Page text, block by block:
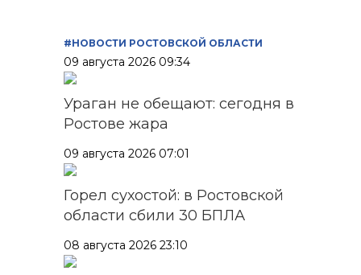
#НОВОСТИ РОСТОВСКОЙ ОБЛАСТИ
09 августа 2026 09:34
Ураган не обещают: сегодня в
Ростове жара
09 августа 2026 07:01
Горел сухостой: в Ростовской
области сбили 30 БПЛА
08 августа 2026 23:10